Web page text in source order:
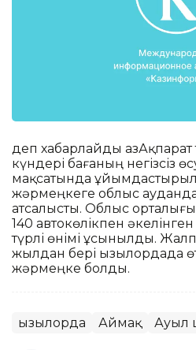
деп хабарлайды ҚазАқпарат
күндері бағаның негізсіз
мақсатында
жәрмеңкеге облыс
атсалысты. Облыс
140 автокөлікпен
түрлі өнімі ұсынылды.
жылдан бері Қызылордада
жәрмеңке болды.
Қызылорда Аймақ Ауыл